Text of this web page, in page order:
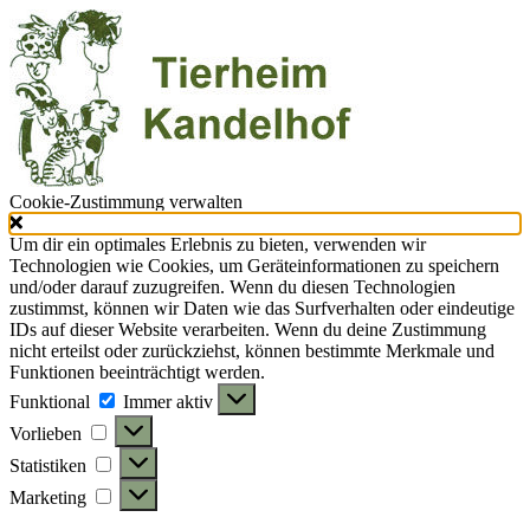
Cookie-Zustimmung verwalten
Um dir ein optimales Erlebnis zu bieten, verwenden wir
Technologien wie Cookies, um Geräteinformationen zu speichern
und/oder darauf zuzugreifen. Wenn du diesen Technologien
zustimmst, können wir Daten wie das Surfverhalten oder eindeutige
IDs auf dieser Website verarbeiten. Wenn du deine Zustimmung
nicht erteilst oder zurückziehst, können bestimmte Merkmale und
Funktionen beeinträchtigt werden.
Funktional
Funktional
Immer aktiv
Vorlieben
Vorlieben
Statistiken Statistiken
Marketing Marketing